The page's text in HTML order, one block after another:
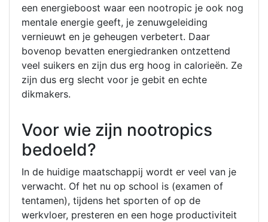
een energieboost waar een nootropic je ook nog
mentale energie geeft, je zenuwgeleiding
vernieuwt en je geheugen verbetert. Daar
bovenop bevatten energiedranken ontzettend
veel suikers en zijn dus erg hoog in calorieën. Ze
zijn dus erg slecht voor je gebit en echte
dikmakers.
Voor wie zijn nootropics
bedoeld?
In de huidige maatschappij wordt er veel van je
verwacht. Of het nu op school is (examen of
tentamen), tijdens het sporten of op de
werkvloer, presteren en een hoge productiviteit